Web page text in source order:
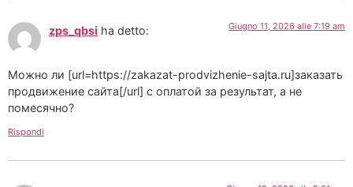
zps_qbsi ha detto: Giugno 11, 2026 alle 7:19 am
Можно ли [url=https://zakazat-prodvizhenie-sajta.ru]заказать
продвижение сайта[/url] с оплатой за результат, а не
помесячно?
Rispondi